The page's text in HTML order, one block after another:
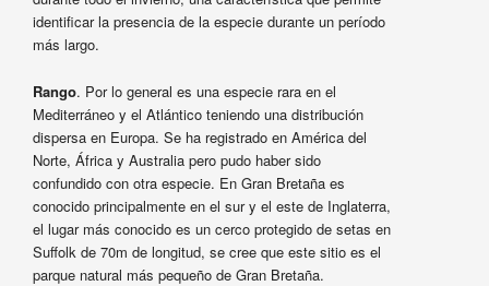
identificar la presencia de la especie durante un período
más largo.
Rango. Por lo general es una especie rara en el
Mediterráneo y el Atlántico teniendo una distribución
dispersa en Europa. Se ha registrado en América del
Norte, África y Australia pero pudo haber sido
confundido con otra especie. En Gran Bretaña es
conocido principalmente en el sur y el este de Inglaterra,
el lugar más conocido es un cerco protegido de setas en
Suffolk de 70m de longitud, se cree que este sitio es el
parque natural más pequeño de Gran Bretaña.